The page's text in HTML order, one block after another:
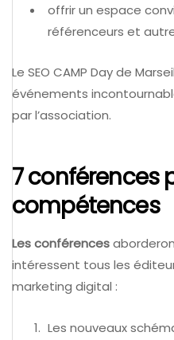
offrir un espace
référenceurs et
Le SEO CAMP Day de
événements
par l’association.
7 conférences
compétences
Les conférences
intéressent tous les
marketing digital :
Les nouveaux